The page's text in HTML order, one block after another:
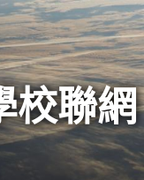
校聯網